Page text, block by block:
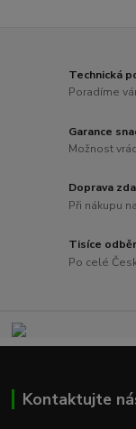
Technická
Poradíme
Garance
Možnost
Doprava
Při nákupu
Tisíce
Po celé
Kontaktujte